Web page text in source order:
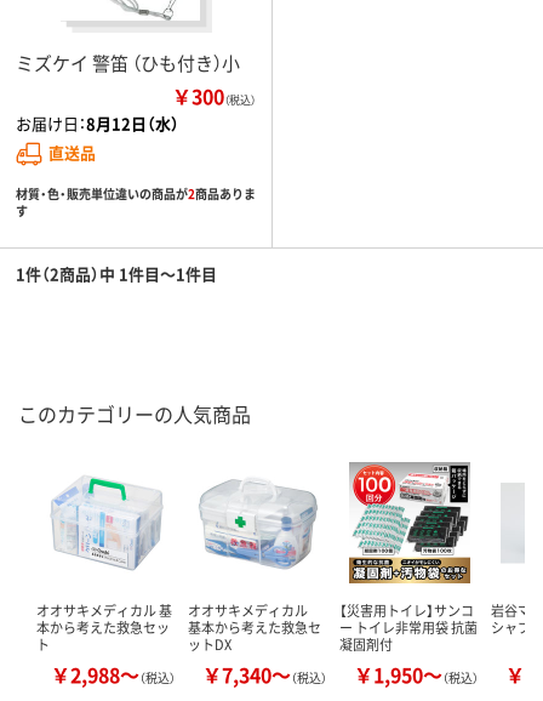
ミズケイ 警笛 （ひも付き）小
￥300（税込）
お届け日：8月12日（水）
直送品
材質・色・販売単位違いの商品が2商品ありま
す
1件（2商品）中 1件目～1件目
このカテゴリーの人気商品
オオサキメディカル 基
本から考えた救急セッ
ト
￥2,988～（税込）
オオサキメディカル
基本から考えた救急セ
ットDX
￥7,340～（税込）
【災害用トイレ】サンコ
ー トイレ非常用袋 抗菌
凝固剤付
￥1,950～（税込）
岩谷マ
シャブ
￥